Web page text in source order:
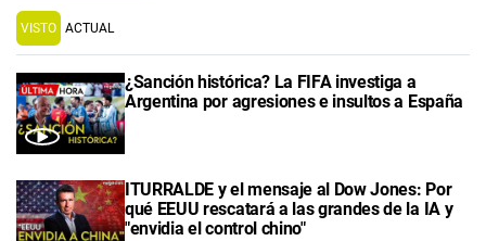
VISTO ACTUAL
¿Sanción histórica? La FIFA investiga a
Argentina por agresiones e insultos a España
ITURRALDE y el mensaje al Dow Jones: Por
qué EEUU rescatará a las grandes de la IA y
"envidia el control chino"